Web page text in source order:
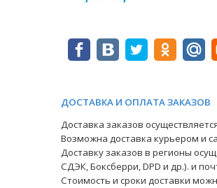
ДОСТАВКА И ОПЛАТА ЗАКАЗОВ
Доставка заказов
Возможна доставка курьером и
Доставку заказов в регионы
СДЭК, Боксберри, DPD и др.). и
Стоимость и сроки доставки